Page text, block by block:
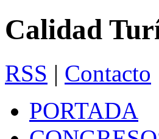
Calidad
RSS | Contacto
PORTADA